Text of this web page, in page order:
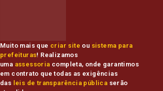
Muito mais que criar site ou sistema para
prefeituras! Realizamos
uma assessoria completa, onde garantimos
em contrato que todas as exigências
das leis de transparência pública serão